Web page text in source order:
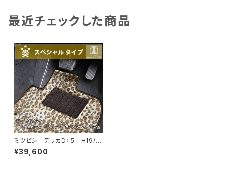
最近チェックした商品
ミツビシ デリカＤ：５ H19/
1〜 CV1/2/5W フロアマッ
ト ラゲッジマット付 カーマッ
¥39,600